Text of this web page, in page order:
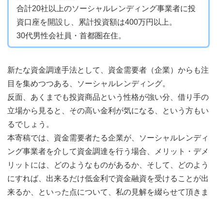
合計20社以上のソーシャルレンディング事業者に投
資口座を開設し、累計投資額は400万円以上。
30代男性会社員・首都圏在住。
新たな資金調達手法として、資金需要者（企業）からも注
目を集めつつある、ソーシャルレンディング。
反面、あくまでも投資商品という性格が強い分、借り手の
立場から見ると、その高い金利が気になる、という方もい
るでしょう。
本寄稿では、資金需要者たる企業が、ソーシャルレンディ
ング事業者を介して資金調達を行う場合、メリット・デメ
リットには、どのようなものがあるか、そして、どのよう
にすれば、出来るだけ低金利で資金融資を受けることが出
来るか、といった点について、私の見解を綴らせて頂きま